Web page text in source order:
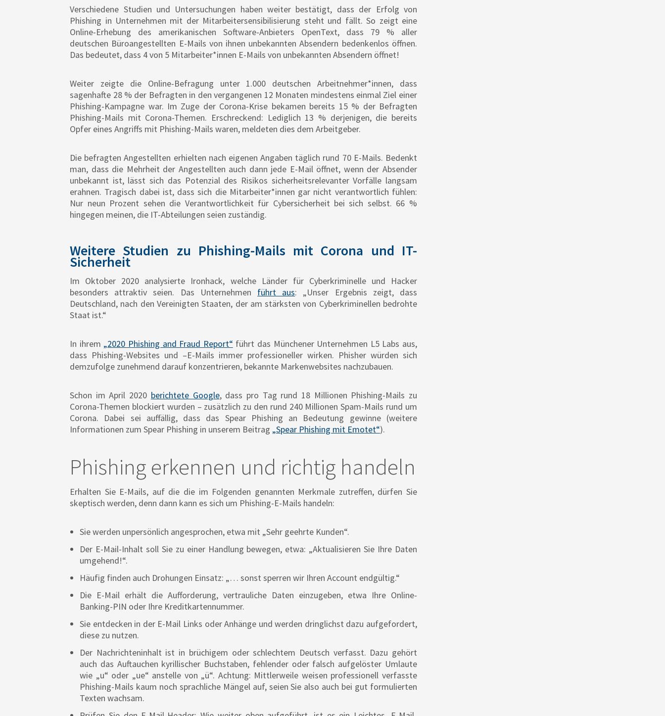
Verschiedene Studien und Untersuchungen haben weiter bestätigt, dass der Erfolg von
Phishing in Unternehmen mit der Mitarbeitersensibilisierung steht und fällt. So zeigt eine
Online-Erhebung des amerikanischen Software-Anbieters OpenText, dass 79 % aller
deutschen Büroangestellten E-Mails von ihnen unbekannten Absendern bedenkenlos öffnen.
Das bedeutet, dass 4 von 5 Mitarbeiter*innen E-Mails von unbekannten Absendern öffnet!
Weiter zeigte die Online-Befragung unter 1.000 deutschen Arbeitnehmer*innen, dass
sagenhafte 28 % der Befragten in den vergangenen 12 Monaten mindestens einmal Ziel einer
Phishing-Kampagne war. Im Zuge der Corona-Krise bekamen bereits 15 % der Befragten
Phishing-Mails mit Corona-Themen. Erschreckend: Lediglich 13 % derjenigen, die bereits
Opfer eines Angriffs mit Phishing-Mails waren, meldeten dies dem Arbeitgeber.
Die befragten Angestellten erhielten nach eigenen Angaben täglich rund 70 E-Mails. Bedenkt
man, dass die Mehrheit der Angestellten auch dann jede E-Mail öffnet, wenn der Absender
unbekannt ist, lässt sich das Potenzial des Risikos sicherheitsrelevanter Vorfälle langsam
erahnen. Tragisch dabei ist, dass sich die Mitarbeiter*innen gar nicht verantwortlich fühlen:
Nur neun Prozent sehen die Verantwortlichkeit für Cybersicherheit bei sich selbst. 66 %
hingegen meinen, die IT-Abteilungen seien zuständig.
Weitere Studien zu Phishing-Mails mit Corona und IT-
Sicherheit
Im Oktober 2020 analysierte Ironhack, welche Länder für Cyberkriminelle und Hacker
besonders attraktiv seien. Das Unternehmen führt aus: „Unser Ergebnis zeigt, dass
Deutschland, nach den Vereinigten Staaten, der am stärksten von Cyberkriminellen bedrohte
Staat ist.“
In ihrem „2020 Phishing and Fraud Report“ führt das Münchener Unternehmen L5 Labs aus,
dass Phishing-Websites und –E-Mails immer professioneller wirken. Phisher würden sich
demzufolge zunehmend darauf konzentrieren, bekannte Markenwebsites nachzubauen.
Schon im April 2020 berichtete Google, dass pro Tag rund 18 Millionen Phishing-Mails zu
Corona-Themen blockiert wurden – zusätzlich zu den rund 240 Millionen Spam-Mails rund um
Corona. Dabei sei auffällig, dass das Spear Phishing an Bedeutung gewinne (weitere
Informationen zum Spear Phishing in unserem Beitrag „Spear Phishing mit Emotet“).
Phishing erkennen und richtig handeln
Erhalten Sie E-Mails, auf die die im Folgenden genannten Merkmale zutreffen, dürfen Sie
skeptisch werden, denn dann kann es sich um Phishing-E-Mails handeln:
Sie werden unpersönlich angesprochen, etwa mit „Sehr geehrte Kunden“.
Der E-Mail-Inhalt soll Sie zu einer Handlung bewegen, etwa: „Aktualisieren Sie Ihre Daten
umgehend!“.
Häufig finden auch Drohungen Einsatz: „… sonst sperren wir Ihren Account endgültig.“
Die E-Mail erhält die Aufforderung, vertrauliche Daten einzugeben, etwa Ihre Online-
Banking-PIN oder Ihre Kreditkartennummer.
Sie entdecken in der E-Mail Links oder Anhänge und werden dringlichst dazu aufgefordert,
diese zu nutzen.
Der Nachrichteninhalt ist in brüchigem oder schlechtem Deutsch verfasst. Dazu gehört
auch das Auftauchen kyrillischer Buchstaben, fehlender oder falsch aufgelöster Umlaute
wie „u“ oder „ue“ anstelle von „ü“. Achtung: Mittlerweile weisen professionell verfasste
Phishing-Mails kaum noch sprachliche Mängel auf, seien Sie also auch bei gut formulierten
Texten wachsam.